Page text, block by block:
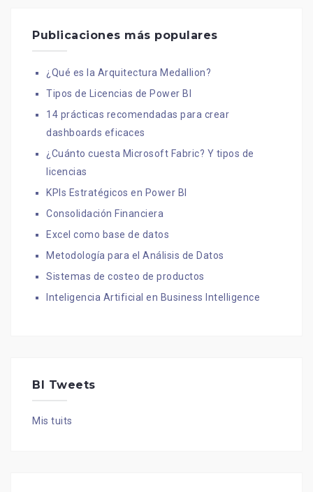
Publicaciones más populares
¿Qué es la Arquitectura Medallion?
Tipos de Licencias de Power BI
14 prácticas recomendadas para crear
dashboards eficaces
¿Cuánto cuesta Microsoft Fabric? Y tipos de
licencias
KPIs Estratégicos en Power BI
Consolidación Financiera
Excel como base de datos
Metodología para el Análisis de Datos
Sistemas de costeo de productos
Inteligencia Artificial en Business Intelligence
BI Tweets
Mis tuits